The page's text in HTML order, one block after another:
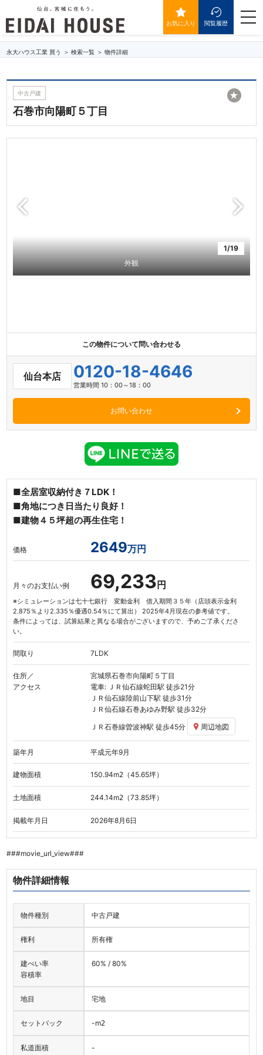
お気に入り 閲覧履歴
永大ハウス工業 買う 検索一覧 物件詳細
中古戸建
石巻市向陽町５丁目
★
外観
1/19
この物件について問い合わせる
仙台本店 0120-18-4646
営業時間 10：00～18：00
お問い合わせ
■全居室収納付き７LDK！
■角地につき日当たり良好！
■建物４５坪超の再生住宅！
価格 2649万円
月々のお支払い例 69,233 円
※シミュレーションは七十七銀行 変動金利 借入期間３５年（店頭表示金利
2.875％より2.335％優遇0.54％にて算出） 2025年4月現在の参考値です。
条件によっては、試算結果と異なる場合がございますので、予めご了承くださ
い。
間取り 7LDK
住所／
アクセス
宮城県石巻市向陽町５丁目
電車: ＪＲ仙石線蛇田駅 徒歩21分
ＪＲ仙石線陸前山下駅 徒歩31分
ＪＲ仙石線石巻あゆみ野駅 徒歩32分
ＪＲ石巻線曽波神駅 徒歩45分 周辺地図
築年月 平成元年9月
建物面積 150.94m2 （45.65坪）
土地面積 244.14m2 （73.85坪）
掲載年月日 2026年8月6日
###movie_url_view###
物件詳細情報
物件種別 中古戸建
権利 所有権
建ぺい率
容積率
60% / 80%
地目 宅地
セットバック -m2
私道面積 -